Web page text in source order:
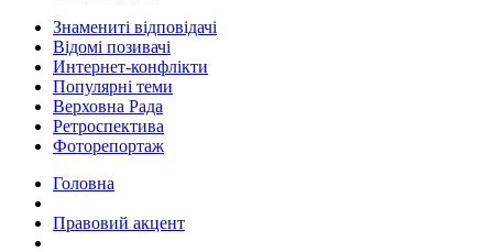
Знамениті відповідачі
Відомі позивачі
Интернет-конфлікти
Популярні теми
Верховна Рада
Ретроспектива
Фоторепортаж
Головна
Правовий акцент